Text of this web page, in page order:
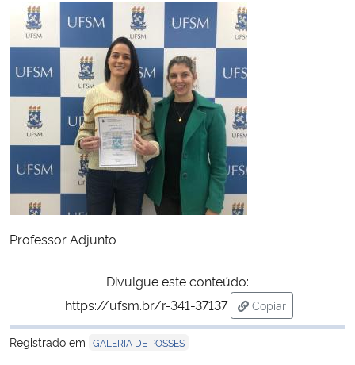
Ministério da Cidadania
Ministério da Saúde
Ministério de Minas e Energia
Ministério da Ciência, Tecnologia, Inovações e Comunicações
Ministério do Meio Ambiente
Ministério do Desenvolvimento Regional
Controladoria-Geral da União
Ministério da Mulher, da Família e dos Direitos Humanos
Professor Adjunto
Divulgue este conteúdo:
https://ufsm.br/r-341-37137
Copiar
para área de
Registrado em GALERIA DE POSSES